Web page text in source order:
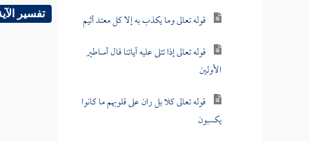
قوله تعالى وما يكذب به إلا كل معتد أثيم
قوله تعالى إذا تتلى عليه آياتنا قال أساطير
الأولين
قوله تعالى كلا بل ران على قلوبهم ما كانوا
يكسبون
تفسير